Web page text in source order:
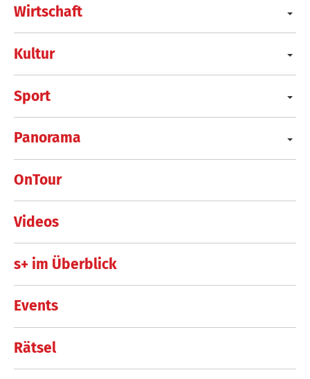
Wirtschaft
Kultur
Sport
Panorama
OnTour
Videos
s+ im Überblick
Events
Rätsel